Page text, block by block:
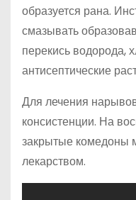
образуется рана.
смазывать
перекись водорода,
антисептические
Для лечения
консистенции. На
закрытые комедоны
лекарством.